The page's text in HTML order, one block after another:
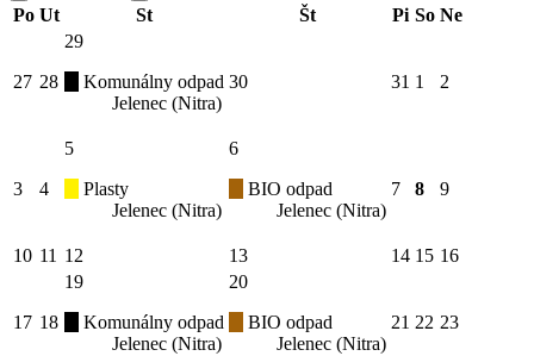
Po Ut St Št Pi So Ne
27 28
29
Komunálny odpad
Jelenec (Nitra)
30 31 1 2
3 4
5
Plasty
Jelenec (Nitra)
6
BIO odpad
Jelenec (Nitra)
7 8 9
10 11 12 13 14 15 16
17 18
19
Komunálny odpad
Jelenec (Nitra)
20
BIO odpad
Jelenec (Nitra)
21 22 23